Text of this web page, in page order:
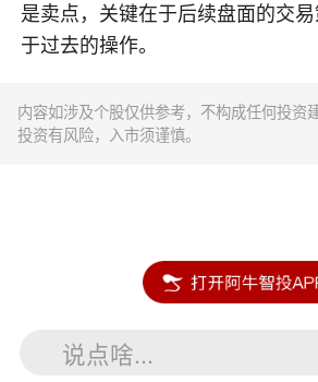
是卖点，关键在于后续盘面的交
于过去的操作。
内容如涉及个股仅供参考，不构成任何投资
投资有风险，入市须谨慎。
说点啥...